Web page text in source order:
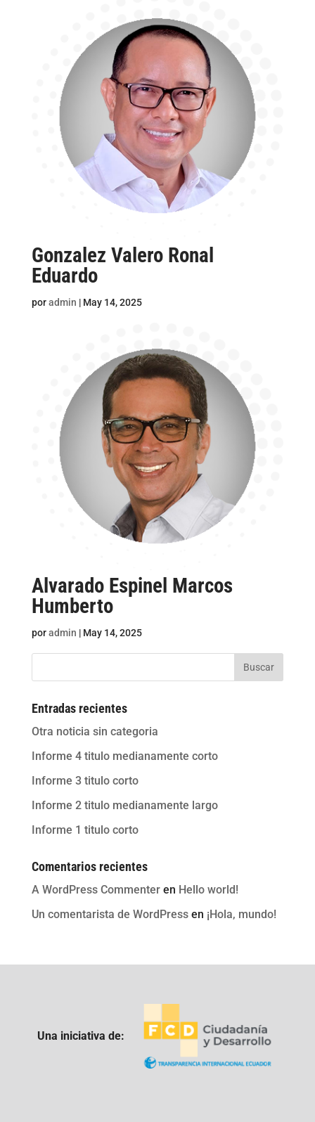
Gonzalez Valero Ronal
Eduardo
poradmin | May 14, 2025
Alvarado Espinel Marcos
Humberto
poradmin | May 14, 2025
Buscar
Entradas recientes
Otra noticia sin categoria
Informe 4 titulo medianamente corto
Informe 3 titulo corto
Informe 2 titulo medianamente largo
Informe 1 titulo corto
Comentarios recientes
A WordPress Commenteren Hello world!
Un comentarista de WordPressen ¡Hola, mundo!
Una iniciativa de: